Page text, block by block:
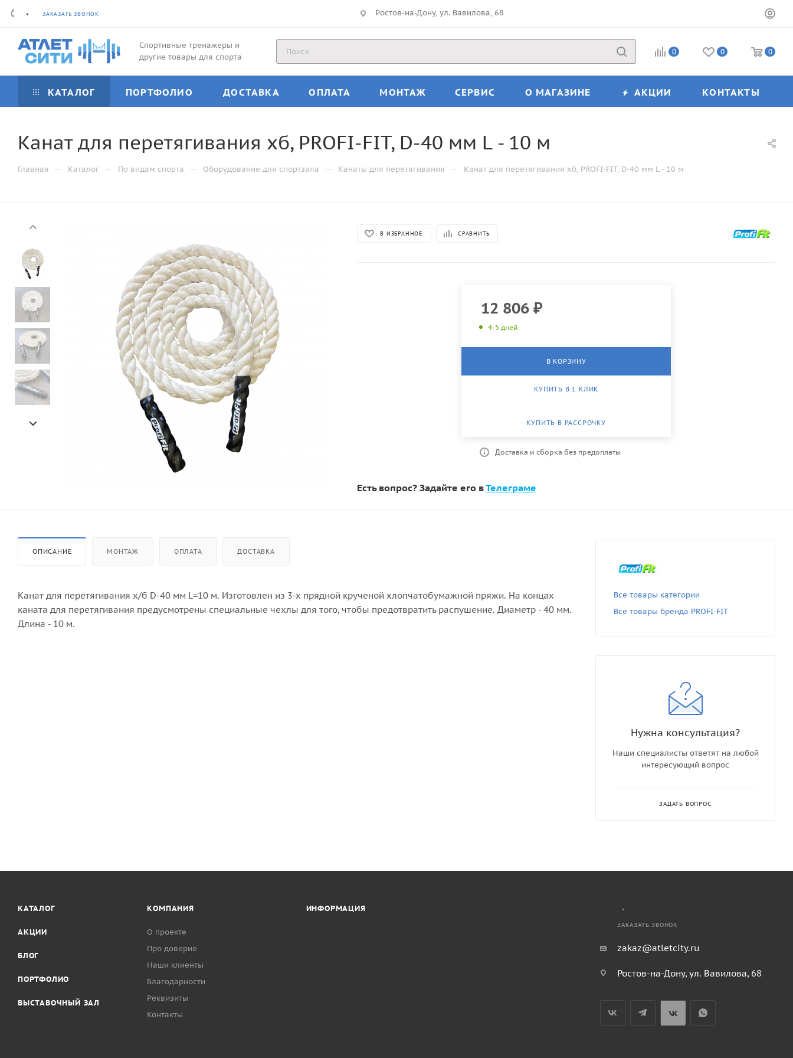
ЗАКАЗАТЬ ЗВОНОК Ростов-на-Дону, ул. Вавилова, 68
Спортивные тренажеры и
другие товары для спорта
0 0 0
КАТАЛОГ ПОРТФОЛИО ДОСТАВКА ОПЛАТА МОНТАЖ СЕРВИС О МАГАЗИНЕ АКЦИИ КОНТАКТЫ
Канат для перетягивания хб, PROFI-FIT, D-40 мм L - 10 м
Главная — Каталог — По видам спорта — Оборудование для спортзала — Канаты для перетягивания — Канат для перетягивания хб, PROFI-FIT, D-40 мм L - 10 м
В ИЗБРАННОЕ СРАВНИТЬ
12 806 ₽
4-5 дней
В КОРЗИНУ
КУПИТЬ В 1 КЛИК
КУПИТЬ В РАССРОЧКУ
Доставка и сборка без предоплаты
Есть вопрос? Задайте его вТелеграме
ОПИСАНИЕ МОНТАЖ ОПЛАТА ДОСТАВКА
Канат для перетягивания х/б D-40 мм L=10 м. Изготовлен из 3-х прядной крученой хлопчатобумажной пряжи. На концах
каната для перетягивания предусмотрены специальные чехлы для того, чтобы предотвратить распушение. Диаметр - 40 мм.
Длина - 10 м.
Все товары категории
Все товары бренда PROFI-FIT
Нужна консультация?
Наши специалисты ответят на любой
интересующий вопрос
ЗАДАТЬ ВОПРОС
КАТАЛОГ
АКЦИИ
БЛОГ
ПОРТФОЛИО
ВЫСТАВОЧНЫЙ ЗАЛ
КОМПАНИЯ
О проекте
Про доверие
Наши клиенты
Благодарности
Реквизиты
Контакты
ИНФОРМАЦИЯ
ЗАКАЗАТЬ ЗВОНОК
zakaz@atletcity.ru
Ростов-на-Дону, ул. Вавилова, 68